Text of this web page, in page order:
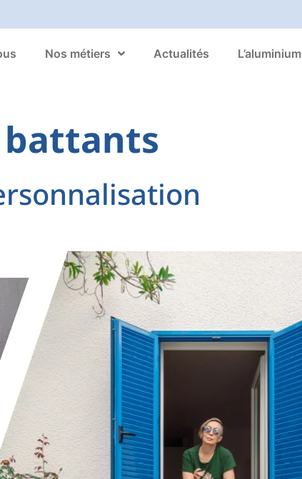
Nos métiers Actualités L’aluminium
battants